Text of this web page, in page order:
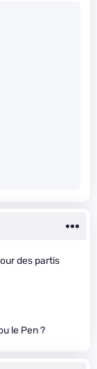
des partis
le Pen ?